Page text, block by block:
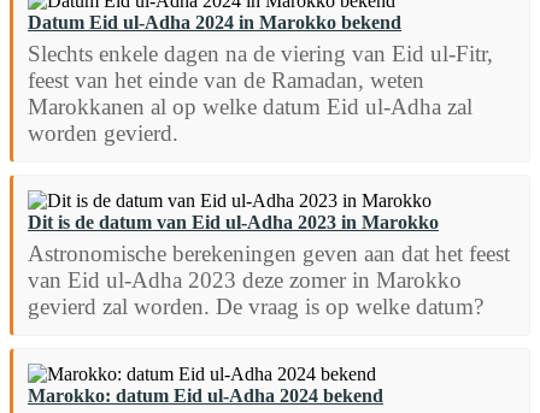
Datum Eid ul-Adha 2024 in Marokko bekend
Slechts enkele dagen na de viering van Eid ul-Fitr,
feest van het einde van de Ramadan, weten
Marokkanen al op welke datum Eid ul-Adha zal
worden gevierd.
Dit is de datum van Eid ul-Adha 2023 in Marokko
Astronomische berekeningen geven aan dat het feest
van Eid ul-Adha 2023 deze zomer in Marokko
gevierd zal worden. De vraag is op welke datum?
Marokko: datum Eid ul-Adha 2024 bekend